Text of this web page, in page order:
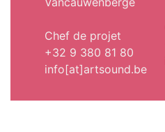
Chef de projet
+32 9 380 81 80
info[at]artsound.be